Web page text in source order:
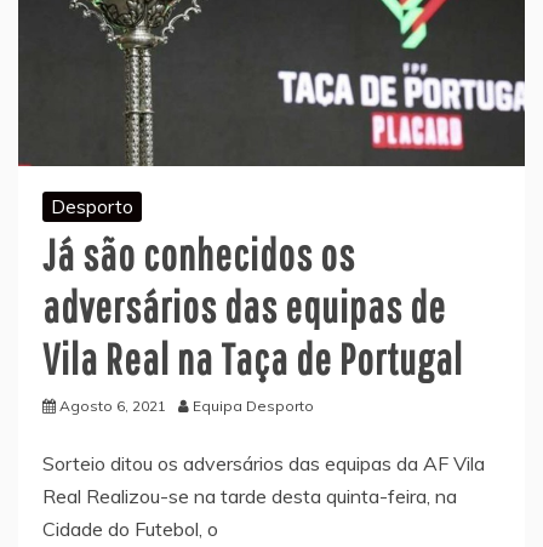
Desporto
Já são conhecidos os
adversários das equipas de
Vila Real na Taça de Portugal
Agosto 6, 2021 Equipa Desporto
Sorteio ditou os adversários das equipas da AF Vila
Real Realizou-se na tarde desta quinta-feira, na
Cidade do Futebol, o